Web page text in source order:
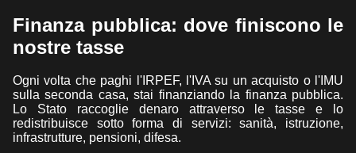
Finanza pubblica: dove finiscono le
nostre tasse
Ogni volta che paghi l'IRPEF, l'IVA su un acquisto o l'IMU
sulla seconda casa, stai finanziando la finanza pubblica.
Lo Stato raccoglie denaro attraverso le tasse e lo
redistribuisce sotto forma di servizi: sanità, istruzione,
infrastrutture, pensioni, difesa.